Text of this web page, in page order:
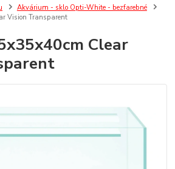
Akvárium - sklo Opti-White - bezfarebné
Vision Transparent
Clear